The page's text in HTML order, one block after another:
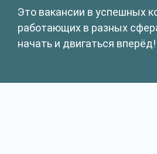
Это вакансии в успешных
работающих в разных
начать и двигаться вперёд!